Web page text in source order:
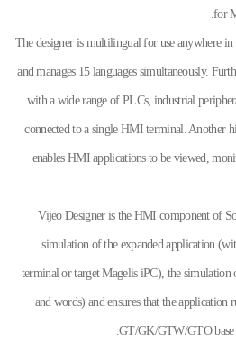
for
The designer is multilingual for use anywhere
and manages 15 languages simultaneously.
with a wide range of PLCs, industrial
connected to a single HMI terminal. Another
enables HMI applications to be viewed,
Vijeo Designer is the HMI component of
simulation of the expanded application
terminal or target Magelis iPC), the
and words) and ensures that the application
GT/GK/GTW/GTO base